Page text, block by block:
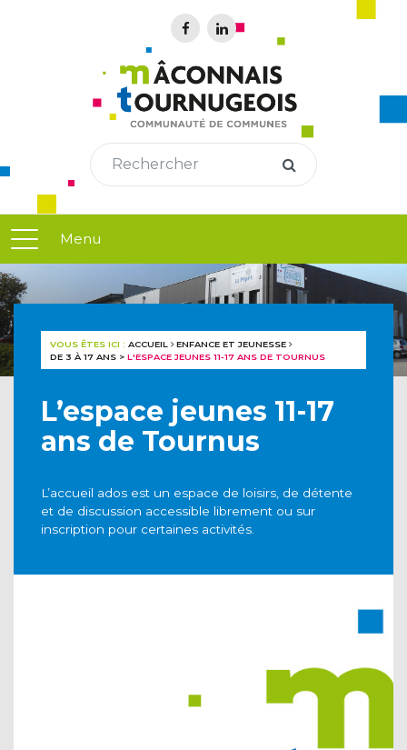
Menu
VOUS ÊTES ICI : ACCUEIL
ENFANCE ET JEUNESSE
DE 3 À 17 ANS > L'ESPACE JEUNES 11-17 ANS DE TOURNUS
L’espace jeunes 11-17
ans de Tournus
L’accueil ados est un espace de loisirs, de détente
et de discussion accessible librement ou sur
inscription pour certaines activités.